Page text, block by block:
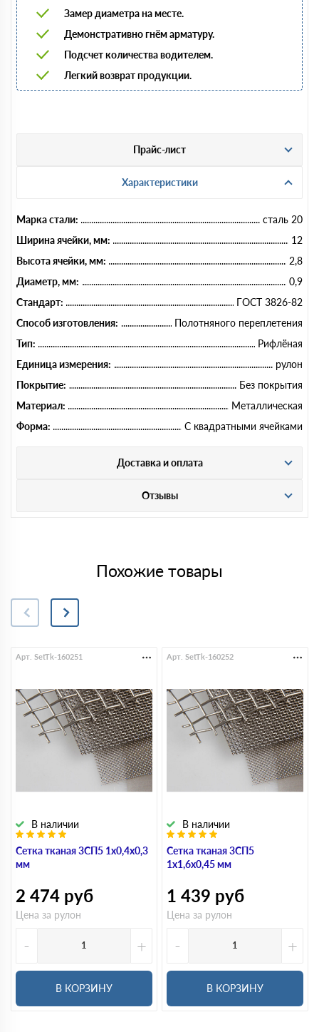
Замер диаметра на месте.
Демонстративно гнём арматуру.
Подсчет количества водителем.
Легкий возврат продукции.
Прайс-лист
Характеристики
Марка стали:
сталь 20
Ширина ячейки, мм:
12
Высота ячейки, мм:
2,8
Диаметр, мм:
0,9
Стандарт:
ГОСТ 3826-82
Способ изготовления:
Полотняного переплетения
Тип:
Рифлёная
Единица измерения:
рулон
Покрытие:
Без покрытия
Материал:
Металлическая
Форма:
С квадратными ячейками
Доставка и оплата
Отзывы
Похожие товары
Сетка тканая 3СП5 1х0,4х0,3
мм
В наличии
Арт. SetTk-160251
2 474 руб
Цена за рулон
- +
В КОРЗИНУ
Сетка тканая 3СП5
1х1,6х0,45 мм
В наличии
Арт. SetTk-160252
1 439 руб
Цена за рулон
- +
В КОРЗИНУ